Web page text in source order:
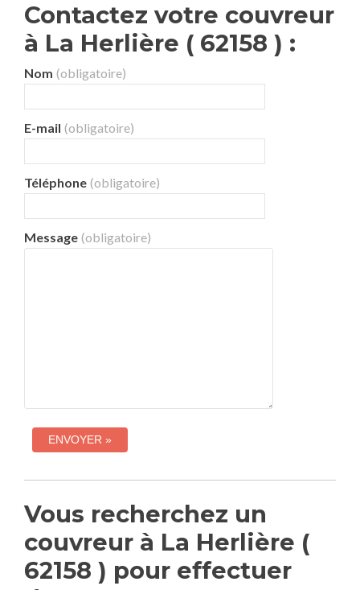
Contactez votre couvreur
à La Herlière ( 62158 ) :
Nom (obligatoire)
E-mail (obligatoire)
Téléphone (obligatoire)
Message (obligatoire)
Vous recherchez un
couvreur à La Herlière (
62158 ) pour effectuer